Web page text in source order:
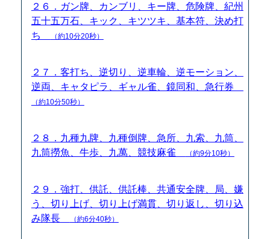
２６．ガン牌、カンブリ、キー牌、危険牌、紀州
五十五万石、キック、キツツキ、基本符、決め打
ち
（約10分20秒）
２７．客打ち、逆切り、逆車輪、逆モーション、
逆両、キャタピラ、ギャル雀、鏡同和、急行券
（約10分50秒）
２８．九種九牌、九種倒牌、急所、九索、九筒、
九筒撈魚、牛歩、九萬、競技麻雀
（約9分10秒）
２９．強打、供託、供託棒、共通安全牌、局、嫌
う、切り上げ、切り上げ満貫、切り返し、切り込
み隊長
（約6分40秒）